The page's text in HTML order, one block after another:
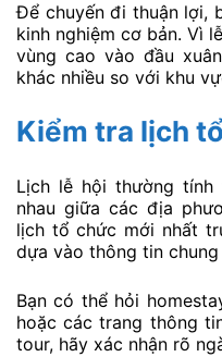
Để chuyến đi thuận lợi,
kinh nghiệm cơ bản. Vì
vùng cao vào đầu
khác nhiều so với khu
Kiểm tra lịch
Lịch lễ hội thường
nhau giữa các địa
lịch tổ chức mới nhất
dựa vào thông tin
Bạn có thể hỏi
hoặc các trang thông
tour, hãy xác nhận rõ